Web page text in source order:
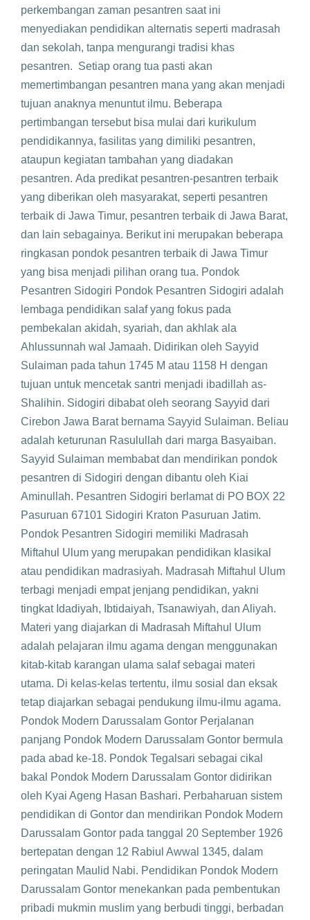
perkembangan zaman pesantren saat ini
menyediakan pendidikan alternatis seperti madrasah
dan sekolah, tanpa mengurangi tradisi khas
pesantren. Setiap orang tua pasti akan
memertimbangan pesantren mana yang akan menjadi
tujuan anaknya menuntut ilmu. Beberapa
pertimbangan tersebut bisa mulai dari kurikulum
pendidikannya, fasilitas yang dimiliki pesantren,
ataupun kegiatan tambahan yang diadakan
pesantren. Ada predikat pesantren-pesantren terbaik
yang diberikan oleh masyarakat, seperti pesantren
terbaik di Jawa Timur, pesantren terbaik di Jawa Barat,
dan lain sebagainya. Berikut ini merupakan beberapa
ringkasan pondok pesantren terbaik di Jawa Timur
yang bisa menjadi pilihan orang tua. Pondok
Pesantren Sidogiri Pondok Pesantren Sidogiri adalah
lembaga pendidikan salaf yang fokus pada
pembekalan akidah, syariah, dan akhlak ala
Ahlussunnah wal Jamaah. Didirikan oleh Sayyid
Sulaiman pada tahun 1745 M atau 1158 H dengan
tujuan untuk mencetak santri menjadi ibadillah as-
Shalihin. Sidogiri dibabat oleh seorang Sayyid dari
Cirebon Jawa Barat bernama Sayyid Sulaiman. Beliau
adalah keturunan Rasulullah dari marga Basyaiban.
Sayyid Sulaiman membabat dan mendirikan pondok
pesantren di Sidogiri dengan dibantu oleh Kiai
Aminullah. Pesantren Sidogiri berlamat di PO BOX 22
Pasuruan 67101 Sidogiri Kraton Pasuruan Jatim.
Pondok Pesantren Sidogiri memiliki Madrasah
Miftahul Ulum yang merupakan pendidikan klasikal
atau pendidikan madrasiyah. Madrasah Miftahul Ulum
terbagi menjadi empat jenjang pendidikan, yakni
tingkat Idadiyah, Ibtidaiyah, Tsanawiyah, dan Aliyah.
Materi yang diajarkan di Madrasah Miftahul Ulum
adalah pelajaran ilmu agama dengan menggunakan
kitab-kitab karangan ulama salaf sebagai materi
utama. Di kelas-kelas tertentu, ilmu sosial dan eksak
tetap diajarkan sebagai pendukung ilmu-ilmu agama.
Pondok Modern Darussalam Gontor Perjalanan
panjang Pondok Modern Darussalam Gontor bermula
pada abad ke-18. Pondok Tegalsari sebagai cikal
bakal Pondok Modern Darussalam Gontor didirikan
oleh Kyai Ageng Hasan Bashari. Perbaharuan sistem
pendidikan di Gontor dan mendirikan Pondok Modern
Darussalam Gontor pada tanggal 20 September 1926
bertepatan dengan 12 Rabiul Awwal 1345, dalam
peringatan Maulid Nabi. Pendidikan Pondok Modern
Darussalam Gontor menekankan pada pembentukan
pribadi mukmin muslim yang berbudi tinggi, berbadan